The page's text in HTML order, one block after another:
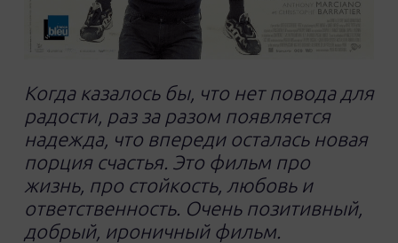
Когда казалось бы, что нет повода для
радости, раз за разом появляется
надежда, что впереди осталась новая
порция счастья. Это фильм про
жизнь, про стойкость, любовь и
ответственность. Очень позитивный,
добрый, ироничный фильм.